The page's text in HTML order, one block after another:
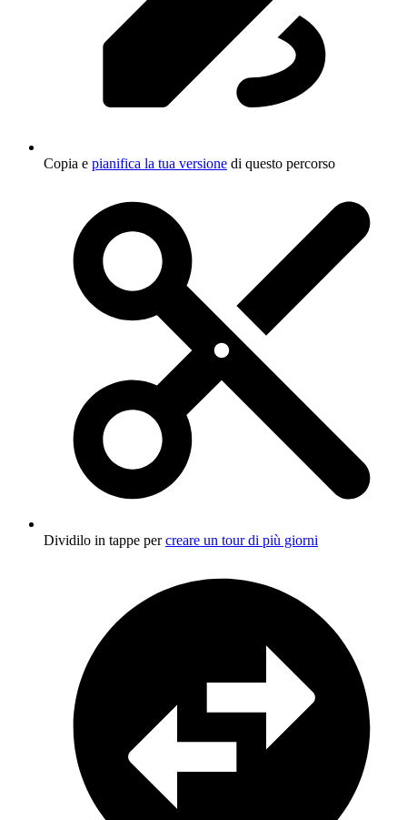
Copia e pianifica la tua versione di questo percorso
Dividilo in tappe percreare un tour di più giorni